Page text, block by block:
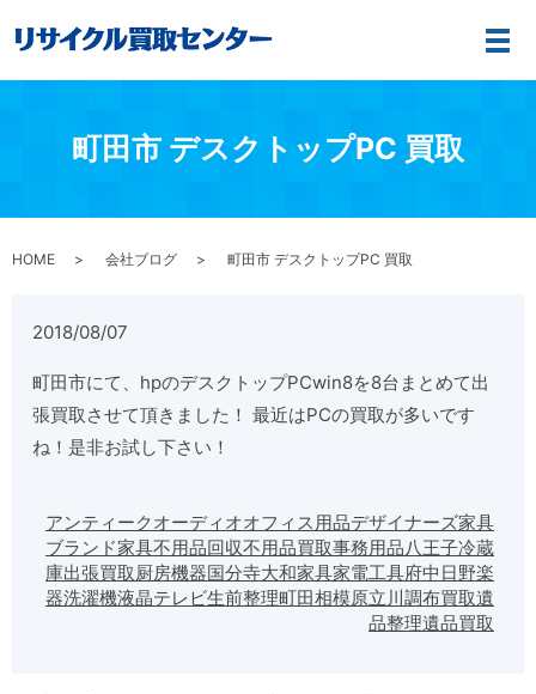
メ
町田市 デスクトップPC 買取
HOME 会社ブログ 町田市 デスクトップPC 買取
2018/08/07
町田市にて、hpのデスクトップPCwin8を8台まとめて出
張買取させて頂きました！ 最近はPCの買取が多いです
ね！是非お試し下さい！
アンティークオーディオオフィス用品デザイナーズ家具
ブランド家具不用品回収不用品買取事務用品八王子冷蔵
庫出張買取 厨房機器国分寺大和家具家電工具府中 日野楽
器洗濯機液晶テレビ生前整理町田相模原立川調布買取遺
品整理遺品買取